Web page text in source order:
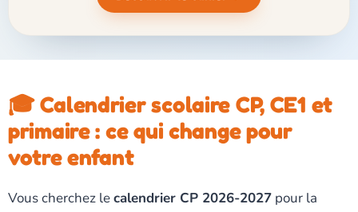
🎓 Calendrier scolaire CP, CE1 et
primaire : ce qui change pour
votre enfant
Vous cherchez lecalendrier CP 2026-2027 pour la